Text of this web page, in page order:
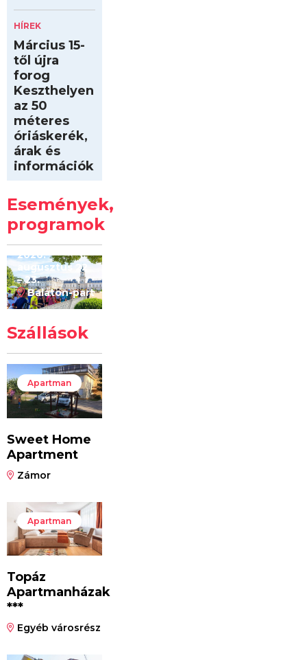
HÍREK
Március 15-
től újra
forog
Keszthelyen
az 50
méteres
óriáskerék,
árak és
információk
Események,
programok
Kilóméterek
2026
2026.
augusztus 22
– 23.
Balaton-part
Szállások
Apartman
Sweet Home
Apartment
Zámor
Apartman
Topáz
Apartmanházak
***
Egyéb városrész